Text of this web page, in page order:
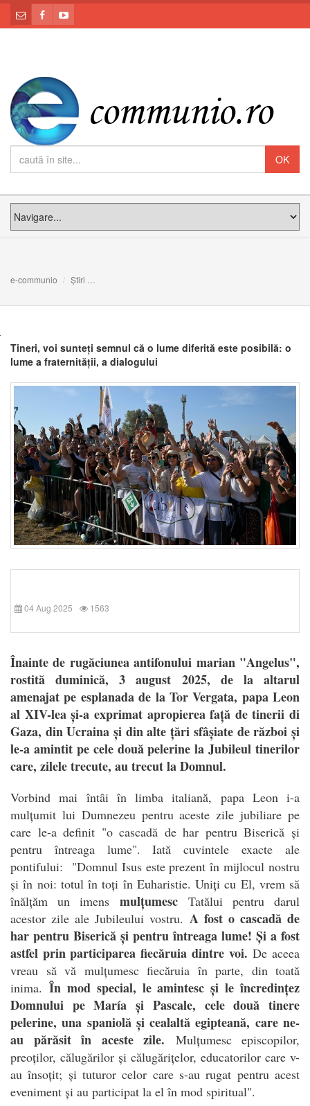
e-communio Știri
Tineri, voi sunteți semnul că o lume diferită este posibilă: o
lume a fraternității, a dialogului
04 Aug 2025 1563
Înainte de rugăciunea antifonului marian "Angelus",
rostită duminică, 3 august 2025, de la altarul
amenajat pe esplanada de la Tor Vergata, papa Leon
al XIV-lea și-a exprimat apropierea față de tinerii di
Gaza, din Ucraina și din alte țări sfâșiate de război și
le-a amintit pe cele două pelerine la Jubileul tinerilor
care, zilele trecute, au trecut la Domnul.
Vorbind mai întâi în limba italiană, papa Leon i-a
mulțumit lui Dumnezeu pentru aceste zile jubiliare pe
care le-a definit "o cascadă de har pentru Biserică și
pentru întreaga lume". Iată cuvintele exacte ale
pontifului: "Domnul Isus este prezent în mijlocul nostru
și în noi: totul în toți în Euharistie. Uniți cu El, vrem să
înălțăm un imens mulțumesc Tatălui pentru darul
acestor zile ale Jubileului vostru. A fost o cascadă de
har pentru Biserică și pentru întreaga lume! Și a fost
astfel prin participarea fiecăruia dintre voi. De aceea
vreau să vă mulțumesc fiecăruia în parte, din toată
inima. În mod special, le amintesc și le încredințez
Domnului pe María și Pascale, cele două tinere
pelerine, una spaniolă și cealaltă egipteană, care ne-
au părăsit în aceste zile. Mulțumesc episcopilor,
preoților, călugărilor și călugărițelor, educatorilor care v-
au însoțit; și tuturor celor care s-au rugat pentru acest
eveniment și au participat la el în mod spiritual".